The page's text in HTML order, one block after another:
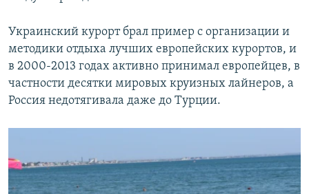
Украинский курорт брал пример с организации и
методики отдыха лучших европейских курортов, и
в 2000-2013 годах активно принимал европейцев, в
частности десятки мировых круизных лайнеров, а
Россия недотягивала даже до Турции.